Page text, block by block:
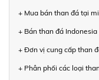
+ Mua bán than đá tại
+ Bán than đá
+ Đơn vị cung cấp than
+ Phân phối các loại